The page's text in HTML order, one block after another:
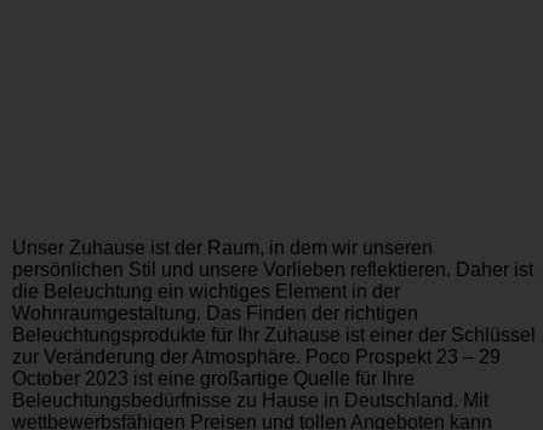
Unser Zuhause ist der Raum, in dem wir unseren
persönlichen Stil und unsere Vorlieben reflektieren. Daher ist
die Beleuchtung ein wichtiges Element in der
Wohnraumgestaltung. Das Finden der richtigen
Beleuchtungsprodukte für Ihr Zuhause ist einer der Schlüssel
zur Veränderung der Atmosphäre. Poco Prospekt 23 – 29
October 2023 ist eine großartige Quelle für Ihre
Beleuchtungsbedürfnisse zu Hause in Deutschland. Mit
wettbewerbsfähigen Preisen und tollen Angeboten kann